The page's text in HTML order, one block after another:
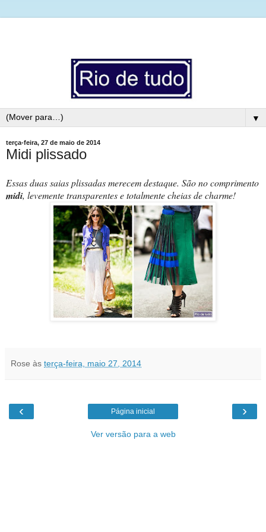
▼
terça-feira, 27 de maio de 2014
Midi plissado
Essas duas saias plissadas merecem destaque. São no comprimento
midi, levemente transparentes e totalmente cheias de charme!
Rose às terça-feira, maio 27, 2014
‹ ›
Página inicial
Ver versão para a web